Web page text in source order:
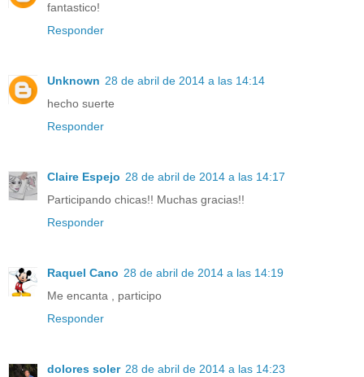
fantastico!
Responder
Unknown 28 de abril de 2014 a las 14:14
hecho suerte
Responder
Claire Espejo 28 de abril de 2014 a las 14:17
Participando chicas!! Muchas gracias!!
Responder
Raquel Cano 28 de abril de 2014 a las 14:19
Me encanta , participo
Responder
dolores soler 28 de abril de 2014 a las 14:23